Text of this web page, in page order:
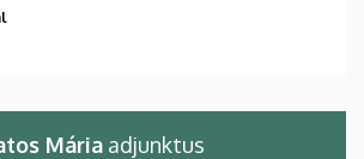
Mária adjunktus